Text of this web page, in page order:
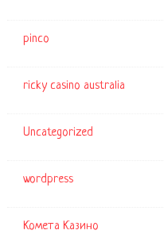
pinco
ricky casino australia
Uncategorized
wordpress
Комета Казино